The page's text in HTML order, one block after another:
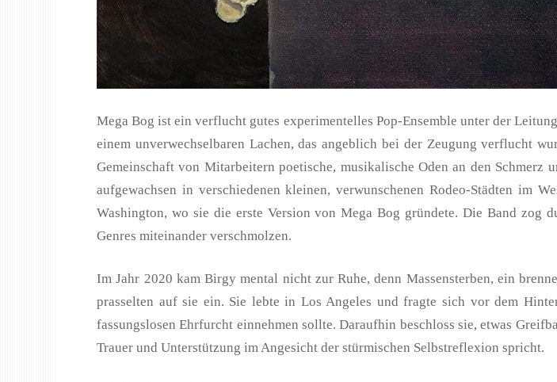
Mega Bog ist ein verflucht gutes experimentelles Pop-Ensemble unter der
einem unverwechselbaren Lachen, das angeblich bei der Zeugung verflucht
Gemeinschaft von Mitarbeitern poetische, musikalische Oden an den
aufgewachsen in verschiedenen kleinen, verwunschenen Rodeo-Städten im
Washington, wo sie die erste Version von Mega Bog gründete. Die Band zog
Genres miteinander verschmolzen.
Im Jahr 2020 kam Birgy mental nicht zur Ruhe, denn Massensterben, ein
prasselten auf sie ein. Sie lebte in Los Angeles und fragte sich vor dem
fassungslosen Ehrfurcht einnehmen sollte. Daraufhin beschloss sie, etwas
Trauer und Unterstützung im Angesicht der stürmischen Selbstreflexion spricht.